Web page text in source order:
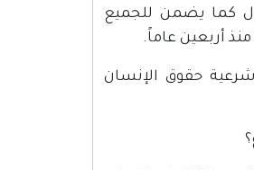
كما يضمن للجميع
أربعين عاماً.
حقوق الإنسان